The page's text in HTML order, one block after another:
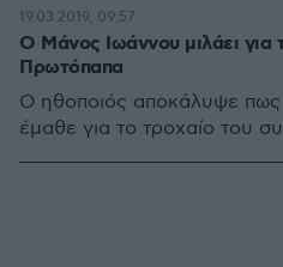
Ο Μάνος Ιωάννου μιλάει για
Πρωτόπαπα
O ηθοποιός αποκάλυψε
έμαθε για το τροχαίο του
19.03.2019, 09:57